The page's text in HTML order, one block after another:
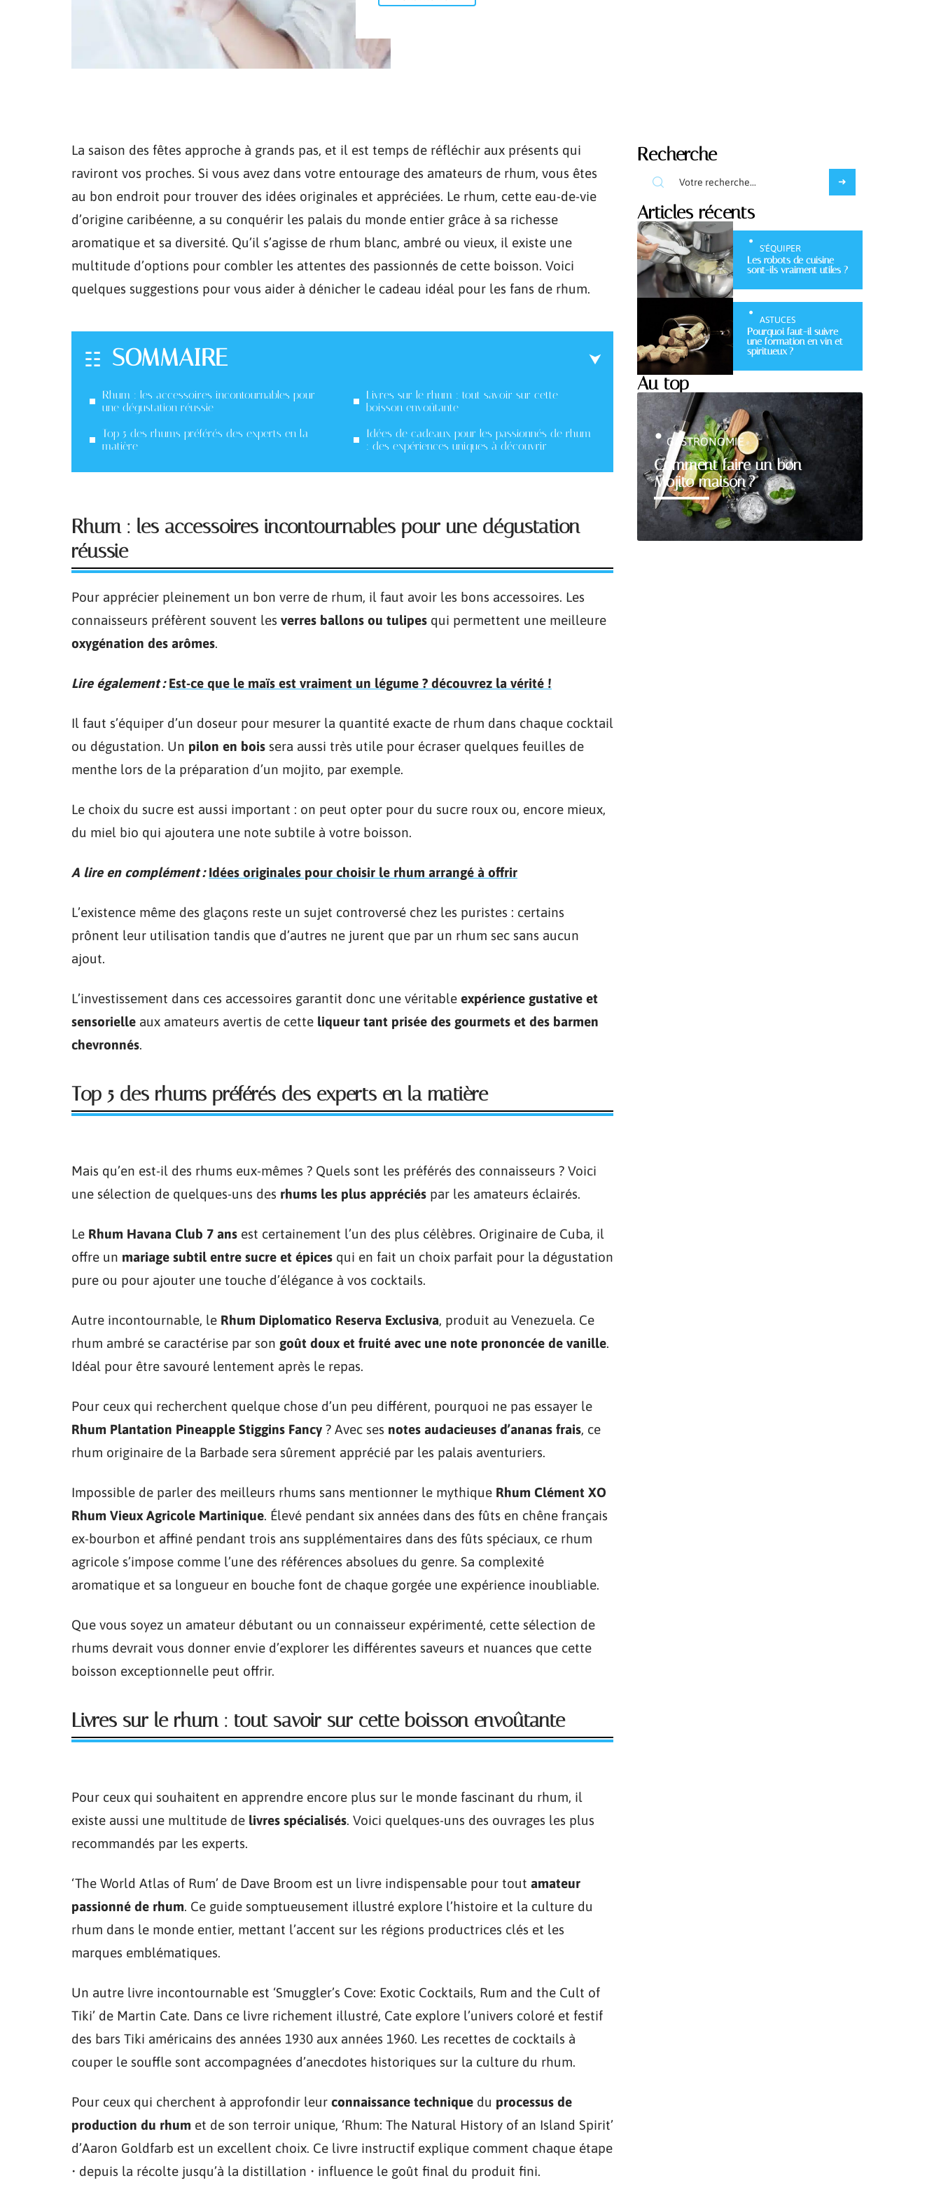
La saison des fêtes approche à grands pas, et il est temps de réfléchir aux présents qui
raviront vos proches. Si vous avez dans votre entourage des amateurs de rhum, vous êtes
au bon endroit pour trouver des idées originales et appréciées. Le rhum, cette eau-de-vie
d’origine caribéenne, a su conquérir les palais du monde entier grâce à sa richesse
aromatique et sa diversité. Qu’il s’agisse de rhum blanc, ambré ou vieux, il existe une
multitude d’options pour combler les attentes des passionnés de cette boisson. Voici
quelques suggestions pour vous aider à dénicher le cadeau idéal pour les fans de rhum.
SOMMAIRE
Rhum : les accessoires incontournables pour
une dégustation réussie
Top 5 des rhums préférés des experts en la
matière
Livres sur le rhum : tout savoir sur cette
boisson envoûtante
Idées de cadeaux pour les passionnés de rhum
: des expériences uniques à découvrir
Rhum : les accessoires incontournables pour une dégustation
réussie
Pour apprécier pleinement un bon verre de rhum, il faut avoir les bons accessoires. Les
connaisseurs préfèrent souvent les verres ballons ou tulipes qui permettent une meilleure
oxygénation des arômes.
Lire également : Est-ce que le maïs est vraiment un légume ? découvrez la vérité !
Il faut s’équiper d’un doseur pour mesurer la quantité exacte de rhum dans chaque cocktail
ou dégustation. Un pilon en bois sera aussi très utile pour écraser quelques feuilles de
menthe lors de la préparation d’un mojito, par exemple.
Le choix du sucre est aussi important : on peut opter pour du sucre roux ou, encore mieux,
du miel bio qui ajoutera une note subtile à votre boisson.
A lire en complément : Idées originales pour choisir le rhum arrangé à offrir
L’existence même des glaçons reste un sujet controversé chez les puristes : certains
prônent leur utilisation tandis que d’autres ne jurent que par un rhum sec sans aucun
ajout.
L’investissement dans ces accessoires garantit donc une véritable expérience gustative et
sensorielle aux amateurs avertis de cette liqueur tant prisée des gourmets et des barmen
chevronnés.
Top 5 des rhums préférés des experts en la matière
Mais qu’en est-il des rhums eux-mêmes ? Quels sont les préférés des connaisseurs ? Voici
une sélection de quelques-uns des rhums les plus appréciés par les amateurs éclairés.
Le Rhum Havana Club 7 ans est certainement l’un des plus célèbres. Originaire de Cuba, il
offre un mariage subtil entre sucre et épices qui en fait un choix parfait pour la dégustation
pure ou pour ajouter une touche d’élégance à vos cocktails.
Autre incontournable, le Rhum Diplomatico Reserva Exclusiva, produit au Venezuela. Ce
rhum ambré se caractérise par son goût doux et fruité avec une note prononcée de vanille.
Idéal pour être savouré lentement après le repas.
Pour ceux qui recherchent quelque chose d’un peu différent, pourquoi ne pas essayer le
Rhum Plantation Pineapple Stiggins Fancy ? Avec ses notes audacieuses d’ananas frais, ce
rhum originaire de la Barbade sera sûrement apprécié par les palais aventuriers.
Impossible de parler des meilleurs rhums sans mentionner le mythique Rhum Clément XO
Rhum Vieux Agricole Martinique. Élevé pendant six années dans des fûts en chêne français
ex-bourbon et affiné pendant trois ans supplémentaires dans des fûts spéciaux, ce rhum
agricole s’impose comme l’une des références absolues du genre. Sa complexité
aromatique et sa longueur en bouche font de chaque gorgée une expérience inoubliable.
Que vous soyez un amateur débutant ou un connaisseur expérimenté, cette sélection de
rhums devrait vous donner envie d’explorer les différentes saveurs et nuances que cette
boisson exceptionnelle peut offrir.
Livres sur le rhum : tout savoir sur cette boisson envoûtante
Pour ceux qui souhaitent en apprendre encore plus sur le monde fascinant du rhum, il
existe aussi une multitude de livres spécialisés. Voici quelques-uns des ouvrages les plus
recommandés par les experts.
‘The World Atlas of Rum’ de Dave Broom est un livre indispensable pour tout amateur
passionné de rhum. Ce guide somptueusement illustré explore l’histoire et la culture du
rhum dans le monde entier, mettant l’accent sur les régions productrices clés et les
marques emblématiques.
Un autre livre incontournable est ‘Smuggler’s Cove: Exotic Cocktails, Rum and the Cult of
Tiki’ de Martin Cate. Dans ce livre richement illustré, Cate explore l’univers coloré et festif
des bars Tiki américains des années 1930 aux années 1960. Les recettes de cocktails à
couper le souffle sont accompagnées d’anecdotes historiques sur la culture du rhum.
Pour ceux qui cherchent à approfondir leur connaissance technique du processus de
production du rhum et de son terroir unique, ‘Rhum: The Natural History of an Island Spirit’
d’Aaron Goldfarb est un excellent choix. Ce livre instructif explique comment chaque étape
• depuis la récolte jusqu’à la distillation • influence le goût final du produit fini.
Recherche
Articles récents
S'ÉQUIPER
Les robots de cuisine
sont-ils vraiment utiles ?
ASTUCES
Pourquoi faut-il suivre
une formation en vin et
spiritueux ?
Au top
Comment faire un bon
Mojito maison ?
GASTRONOMIE